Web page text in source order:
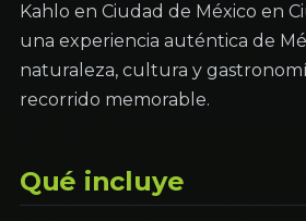
Kahlo en Ciudad de México en
una experiencia auténtica de
naturaleza, cultura y
recorrido memorable.
Qué incluye